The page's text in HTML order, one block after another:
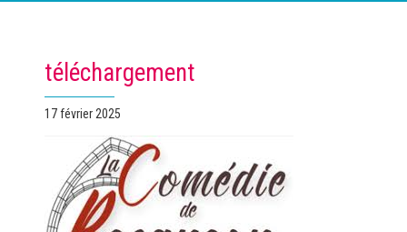
téléchargement
Publié
17 février 2025